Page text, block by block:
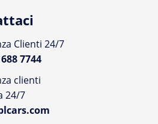
Clienti 24/7
7744
clienti
24/7